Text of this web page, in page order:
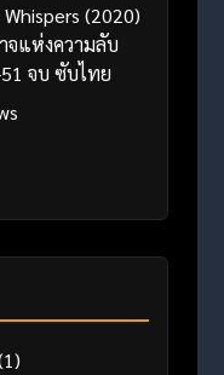
Whispers (2020)
จแห่งความลับ
จบ ซับไทย